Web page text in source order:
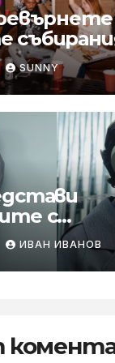
SUNNY
с
в нов цвят
ИВАН ИВАНОВ